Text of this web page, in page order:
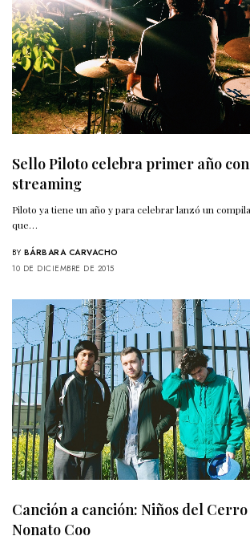
Sello Piloto celebra primer año
streaming
Piloto ya tiene un año y para celebrar lanzó un
que…
BY BÁRBARA CARVACHO
10 DE DICIEMBRE DE 2015
Canción a canción: Niños del
Nonato Coo